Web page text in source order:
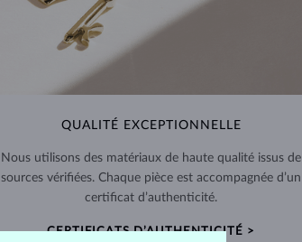
QUALITÉ EXCEPTIONNELLE
Nous utilisons des matériaux de haute qualité issus de
sources vérifiées. Chaque pièce est accompagnée d’un
certificat d’authenticité.
CERTIFICATS D’AUTHENTICITÉ >